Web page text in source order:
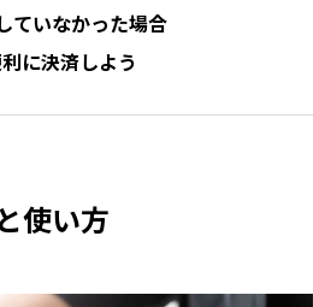
ていなかった場合
に決済しよう
使い方